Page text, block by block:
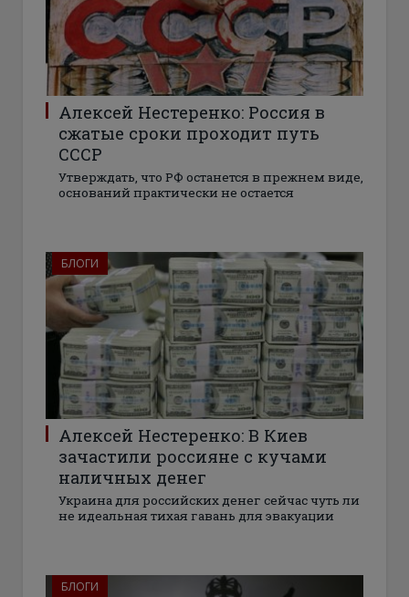
Алексей Нестеренко: Россия в
сжатые сроки проходит путь
СССР
Утверждать, что РФ останется в прежнем виде,
оснований практически не остается
БЛОГИ
Алексей Нестеренко: В Киев
зачастили россияне с кучами
наличных денег
Украина для российских денег сейчас чуть ли
не идеальная тихая гавань для эвакуации
БЛОГИ